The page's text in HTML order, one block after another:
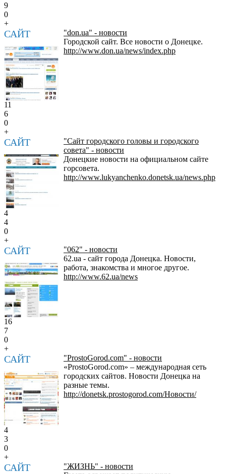
9
0
+
САЙТ
"don.ua" - новости
Городской сайт. Все новости о Донецке.
http://www.don.ua/news/index.php
11
6
0
+
САЙТ
"Сайт городского головы и городского
совета" - новости
Донецкие новости на официальном сайте
горсовета.
http://www.lukyanchenko.donetsk.ua/news.php
4
4
0
+
САЙТ
"062" - новости
62.ua - сайт города Донецка. Новости,
работа, знакомства и многое другое.
http://www.62.ua/news
16
7
0
+
САЙТ
"ProstoGorod.com" - новости
«ProstoGorod.com» – международная сеть
городских сайтов. Новости Донецка на
разные темы.
http://donetsk.prostogorod.com/Новости/
4
3
0
+
САЙТ
"ЖИЗНЬ" - новости